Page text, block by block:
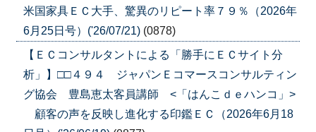
米国家具ＥＣ大手、驚異のリピート率７９％（2026年
6月25日号）('26/07/21) (0878)
【ＥＣコンサルタントによる「勝手にＥＣサイト分
析」】□□４９４ ジャパンＥコマースコンサルティン
グ協会 豊島恵太客員講師 <「はんこｄｅハンコ」>
顧客の声を反映し進化する印鑑ＥＣ（2026年6月18